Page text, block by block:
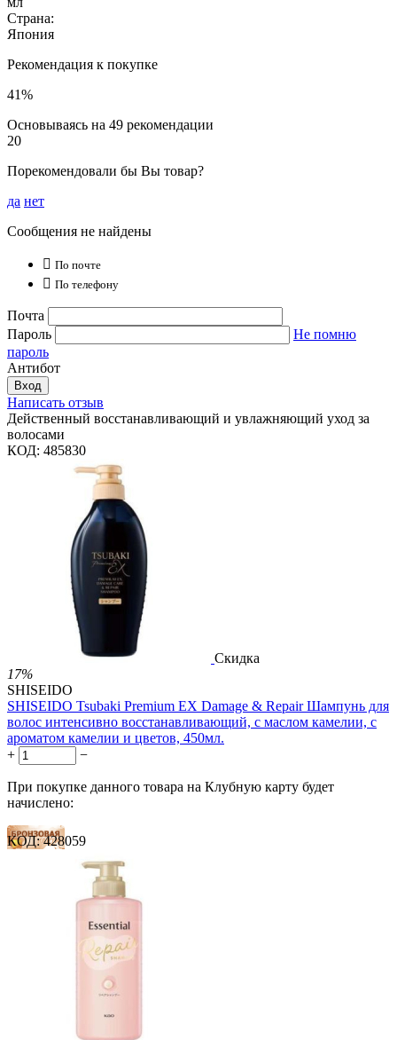
Страна:
Япония
Рекомендация к покупке
41%
Основываясь на 49 рекомендации
20
Порекомендовали бы Вы товар?
да нет
Сообщения не найдены
 По почте
 По телефону
Почта
Пароль
Не помню
пароль
Антибот
Вход
Написать отзыв
Действенный восстанавливающий и увлажняющий уход за
волосами
КОД: 485830
Скидка
17%
SHISEIDO
SHISEIDO Tsubaki Premium EX Damage & Repair Шампунь для
волос интенсивно восстанавливающий, с маслом камелии, с
ароматом камелии и цветов, 450мл.
+
−
При покупке данного товара на Клубную карту будет
начислено:
21 балл
34 балла
1 578.00 Р
за 1.00 мл
КОД: 428059